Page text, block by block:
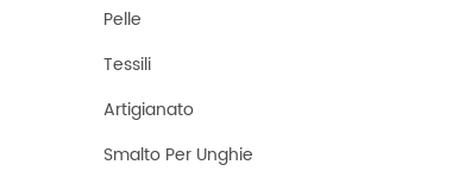
Pelle
Tessili
Artigianato
Smalto Per Unghie